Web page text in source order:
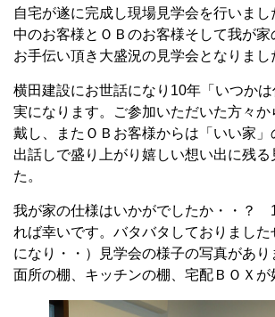
自宅が遂に完成し現場見学会を行いま
中のお客様とＯＢのお客様そして我が家
お手伝い頂き大盛況の見学会となりまし
横田建設にお世話になり10年「いつか
実になります。ご参加いただいた方々
戴し、またＯＢお客様からは「いい家」
出話しで盛り上がり嬉しい想い出に残る
た。
我が家の仕様はいかがでしたか・・？
れば幸いです。バタバタしておりました
になり・・）見学会の様子の写真があ
面所の棚、キッチンの棚、宅配ＢＯＸが